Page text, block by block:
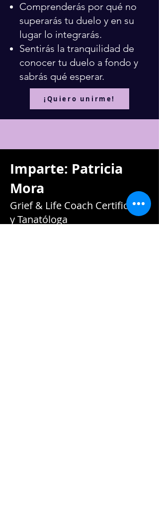
Comprenderás por qué no
superarás tu duelo y en su
lugar lo integrarás.
Sentirás la tranquilidad de
conocer tu duelo a fondo y
sabrás qué esperar.
¡Quiero unirme!
Imparte: Patricia
Mora
Grief & Life Coach Certificada
y Tanatóloga